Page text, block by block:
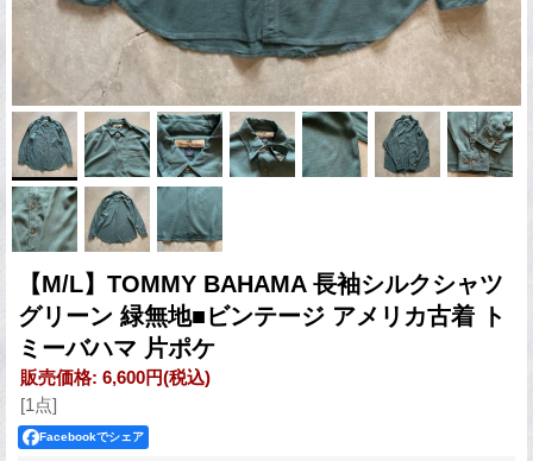
【M/L】TOMMY BAHAMA 長袖シルクシャツ
グリーン 緑無地■ビンテージ アメリカ古着 ト
ミーバハマ 片ポケ
販売価格: 6,600円(税込)
[1点]
Facebookでシェア